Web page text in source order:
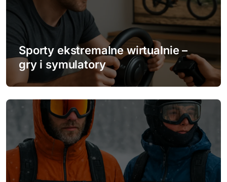
Sporty ekstremalne wirtualnie –
gry i symulatory